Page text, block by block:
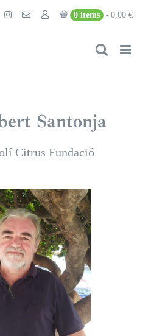
0 items 0,00 €
Santonja
Citrus Fundació